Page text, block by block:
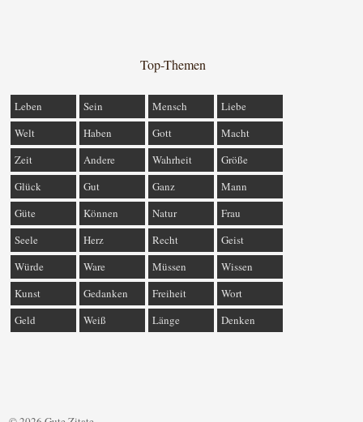
Top-Themen
Leben Sein Mensch
Liebe
Welt
Haben Gott
Macht
Zeit
Andere Wahrheit
Größe
Glück
Gut Ganz
Mann
Güte
Können Natur
Frau
Seele
Herz Recht
Geist
Würde
Ware Müssen
Wissen
Kunst
Gedanken Freiheit
Wort
Geld
Weiß Länge Denken